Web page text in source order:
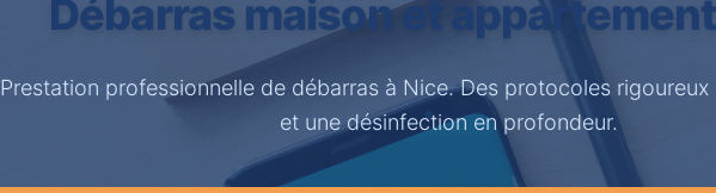
Débarras maison et
Prestation professionnelle de débarras à Nice. Des protocoles
et une désinfection en profondeur.